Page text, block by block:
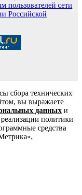
пользователей сети
Российской
сбора технических
вы выражаете
данных и
политики
средства